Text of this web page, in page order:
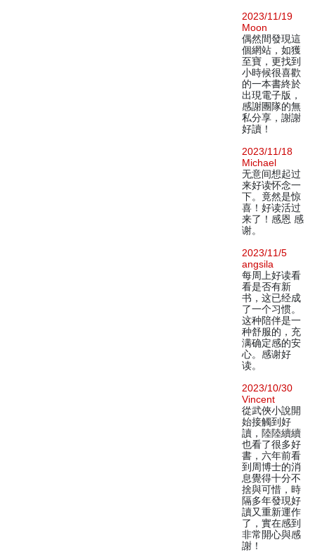
2023/11/19
Moon
偶然間發現這
個網站，如獲
至寶，更找到
小時候很喜歡
的一本書終於
出現電子版，
感謝團隊的無
私分享，謝謝
好讀！
2023/11/18
Michael
无意间想起过
来好读怀念一
下。竟然是惊
喜！好读活过
来了！感恩 感
谢。
2023/11/5
angsila
每周上好读看
看是否有新
书，这已经成
了一个习惯。
这种陪伴是一
种舒服的，充
满确定感的安
心。感谢好
读。
2023/10/30
Vincent
從武俠小說開
始接觸到好
讀，陸陸續續
也看了很多好
書，六年前看
到周博士的消
息覺得十分不
捨與可惜，時
隔多年發現好
讀又重新運作
了，實在感到
非常開心與感
謝！